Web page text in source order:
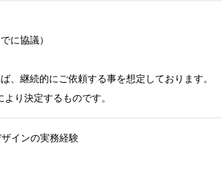
に協議）
継続的にご依頼する事を想定しております。
り決定するものです。
インの実務経験